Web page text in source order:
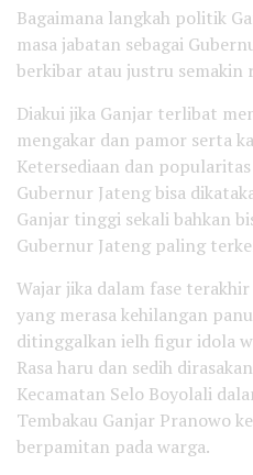
Bagaimana langkah politik
masa jabatan sebagai
berkibar atau justru semakin
Diakui jika Ganjar terlibat
mengakar dan pamor serta
Ketersediaan dan
Gubernur Jateng bisa
Ganjar tinggi sekali bahkan
Gubernur Jateng paling
Wajar jika dalam fase
yang merasa kehilangan
ditinggalkan ielh figur idola
Rasa haru dan sedih
Kecamatan Selo Boyolali
Tembakau Ganjar Pranowo
berpamitan pada warga.